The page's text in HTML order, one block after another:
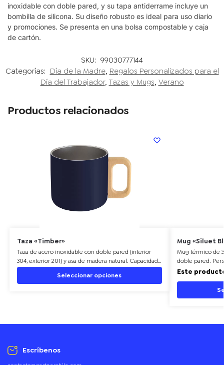
inoxidable con doble pared, y su tapa antiderrame incluye un
bombilla de silicona. Su diseño robusto es ideal para uso diario
y promociones. Se presenta en una bolsa compostable y caja
de cartón.
SKU: 99030777144
Categorías: Día de la Madre, Regalos Personalizados para el
Día del Trabajador, Tazas y Mugs, Verano
Productos relacionados
Taza «Timber»
Taza de acero inoxidable con doble pared (interior
304, exterior 201) y asa de madera natural. Capacidad
de 390 ml. Ø 8,5 x 8 cm. Pintura powder coat que
resiste el desgaste. Mantiene la temperatura por más
Seleccionar opciones
Mug «Siluet
Mug térmico de
doble pared.
regalos
Este
Escríbenos